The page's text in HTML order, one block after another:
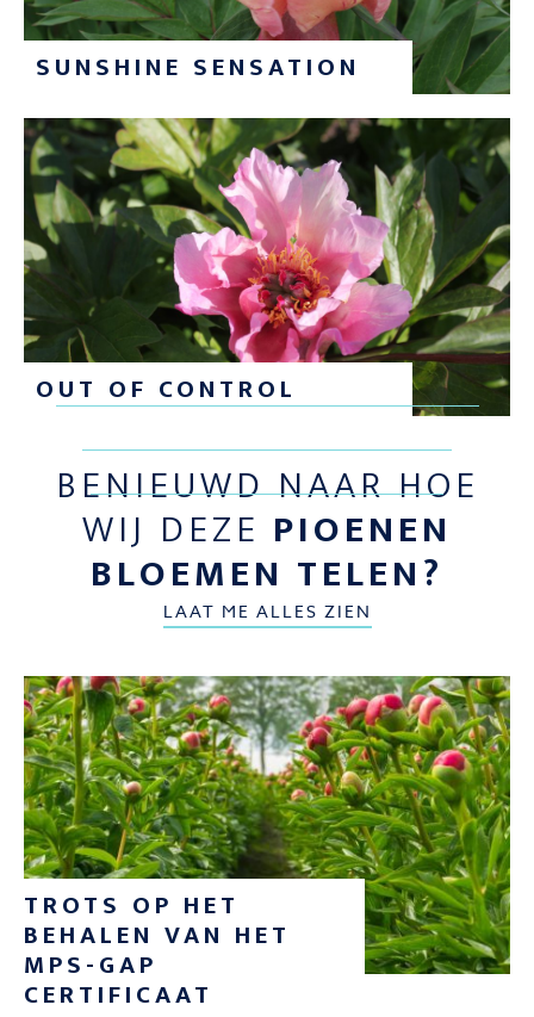
SUNSHINE SENSATION
OUT OF CONTROL
BENIEUWD NAAR HOE
WIJ DEZE PIOENEN
BLOEMEN TELEN?
LAAT ME ALLES ZIEN
TROTS OP HET
BEHALEN VAN HET
MPS-GAP
CERTIFICAAT